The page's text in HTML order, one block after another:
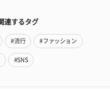
連するタグ
#流行 #ファッション
#SNS